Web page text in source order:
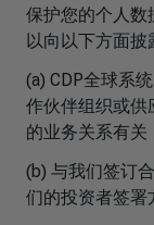
保护您的个人
以向以下方面披
(a) CDP全球系
作伙伴组织或供
的业务关系有关
(b) 与我们签订
们的投资者签署